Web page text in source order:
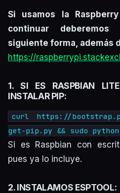
Si usamos la
continuar
siguiente forma, además
https://
1. SI ES RASPBIAN LITE
INSTALAR PIP:
curl https://
get-pip.py && sudo
Si es Raspbian con
pues ya lo incluye.
2. INSTALAMOS ESPTOOL: